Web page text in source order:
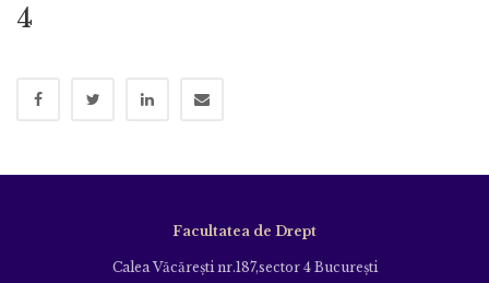
4
Facultatea de Drept
Calea Văcăreşti nr.187,sector 4 Bucureşti